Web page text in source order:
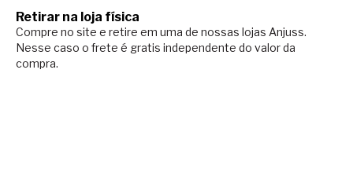
Retirar na loja física
Compre no site e retire em uma de nossas lojas Anjuss.
Nesse caso o frete é gratis independente do valor da
compra.